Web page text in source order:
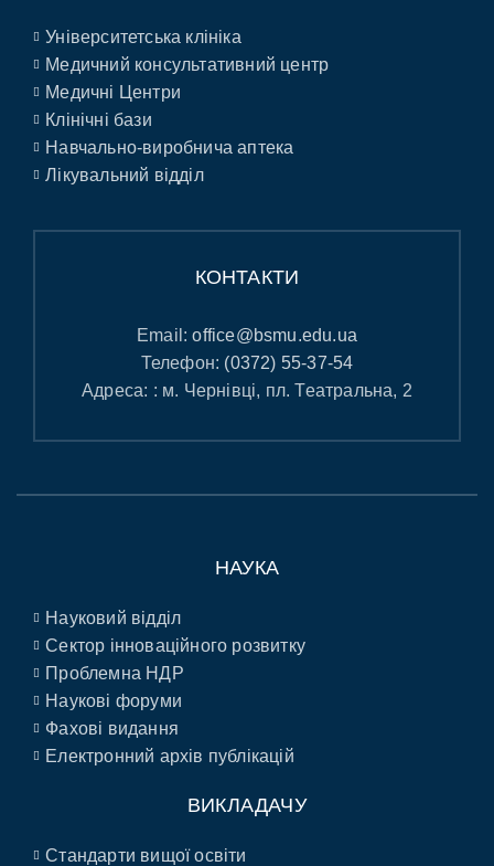
Університетська клініка
Медичний консультативний центр
Медичні Центри
Клінічні бази
Навчально-виробнича аптека
Лікувальний відділ
КОНТАКТИ
Email:office@bsmu.edu.ua
Телефон: (0372) 55-37-54
Адреса: : м. Чернівці, пл. Театральна, 2
НАУКА
Науковий відділ
Сектор інноваційного розвитку
Проблемна НДР
Наукові форуми
Фахові видання
Електронний архів публікацій
ВИКЛАДАЧУ
Стандарти вищої освіти